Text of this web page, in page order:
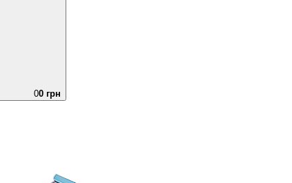
00 грн